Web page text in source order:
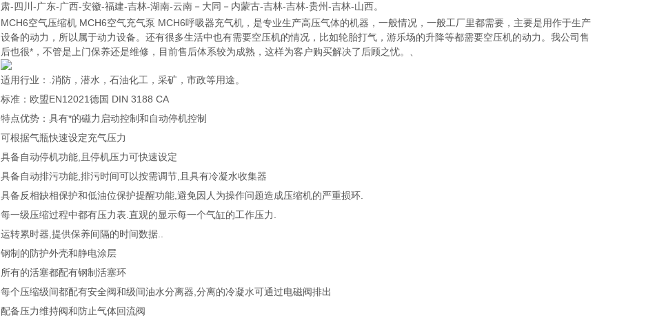
肃-四川-广东-广西-安徽-福建-吉林-湖南-云南－大同－内蒙古-吉林-吉林-贵州-吉林-山西。
MCH6空气压缩机 MCH6空气充气泵 MCH6呼吸器充气机，是专业生产高压气体的机器，一般情况，一般工厂里都需要，主要是用作于生产
设备的动力，所以属于动力设备。还有很多生活中也有需要空压机的情况，比如轮胎打气，游乐场的升降等都需要空压机的动力。我公司售
后也很*，不管是上门保养还是维修，目前售后体系较为成熟，这样为客户购买解决了后顾之忧。、
适用行业：.消防，潜水，石油化工，采矿，市政等用途。
标准：欧盟EN12021德国 DIN 3188 CA
特点优势：具有*的磁力启动控制和自动停机控制
可根据气瓶快速设定充气压力
具备自动停机功能,且停机压力可快速设定
具备自动排污功能,排污时间可以按需调节,且具有冷凝水收集器
具备反相缺相保护和低油位保护提醒功能,避免因人为操作问题造成压缩机的严重损环.
每一级压缩过程中都有压力表.直观的显示每一个气缸的工作压力.
运转累时器,提供保养间隔的时间数据..
钢制的防护外壳和静电涂层
所有的活塞都配有钢制活塞环
每个压缩级间都配有安全阀和级间油水分离器,分离的冷凝水可通过电磁阀排出
配备压力维持阀和防止气体回流阀